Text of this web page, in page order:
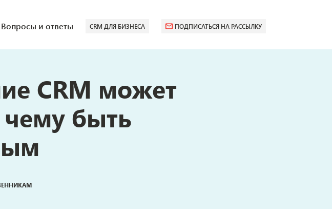
Вопросы и ответы CRM ДЛЯ БИЗНЕСА ПОДПИСАТЬСЯ НА РАССЫЛКУ
CRM может
чему быть